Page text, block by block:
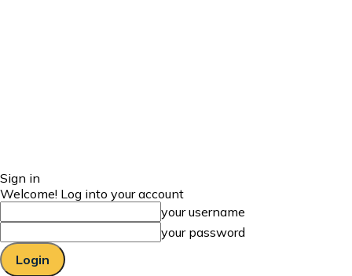
Sign in
Welcome! Log into your account
your username
your password